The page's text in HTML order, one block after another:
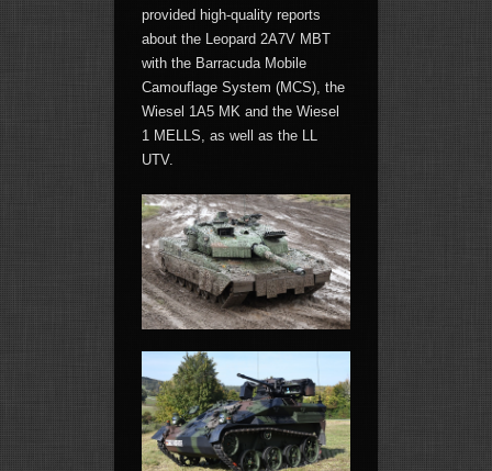
provided high-quality reports
about the Leopard 2A7V MBT
with the Barracuda Mobile
Camouflage System (MCS), the
Wiesel 1A5 MK and the Wiesel
1 MELLS, as well as the LL
UTV.